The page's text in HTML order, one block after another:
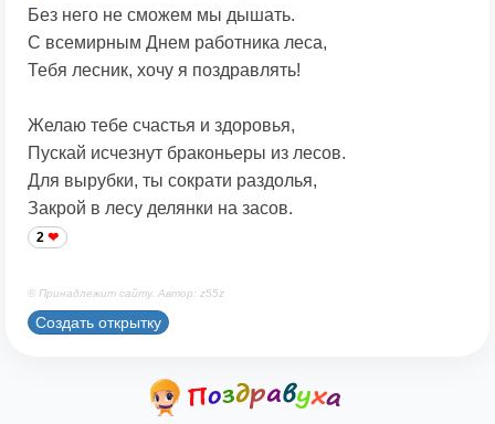
Без него не сможем мы дышать.
С всемирным Днем работника леса,
Тебя лесник, хочу я поздравлять!
Желаю тебе счастья и здоровья,
Пускай исчезнут браконьеры из лесов.
Для вырубки, ты сократи раздолья,
Закрой в лесу делянки на засов.
2
© Принадлежит сайту. Автор: z55z
Создать открытку